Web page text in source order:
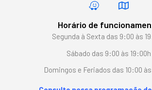
Horário de
Segunda à Sexta das 9:00 às
Sábado das 9:00 às 19:00h
Domingos e Feriados das 10:00